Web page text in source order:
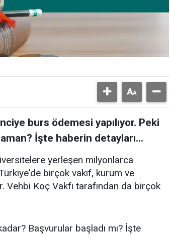
burs ödemesi yapılıyor. Peki
İşte haberin detayları...
yerleşen milyonlarca
birçok vakıf, kurum ve
Koç Vakfı tarafından da birçok
Başvurular başladı mı? İşte